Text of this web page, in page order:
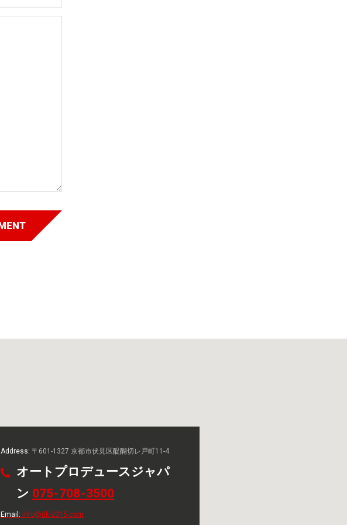
Address: 〒601-1327 京都市伏見区醍醐切レ戸町11-4
オートプロデュースジャパ
ン 075-708-3500
Email: info@itk-2015.com